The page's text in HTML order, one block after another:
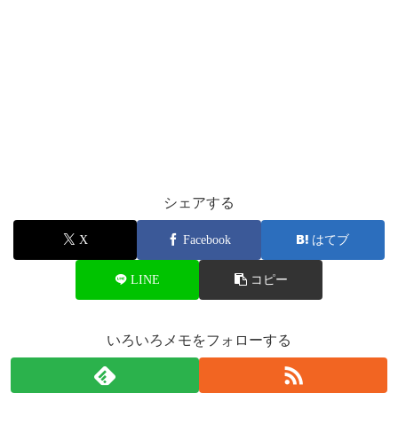
シェアする
X Facebook はてブ
LINE コピー
いろいろメモをフォローする